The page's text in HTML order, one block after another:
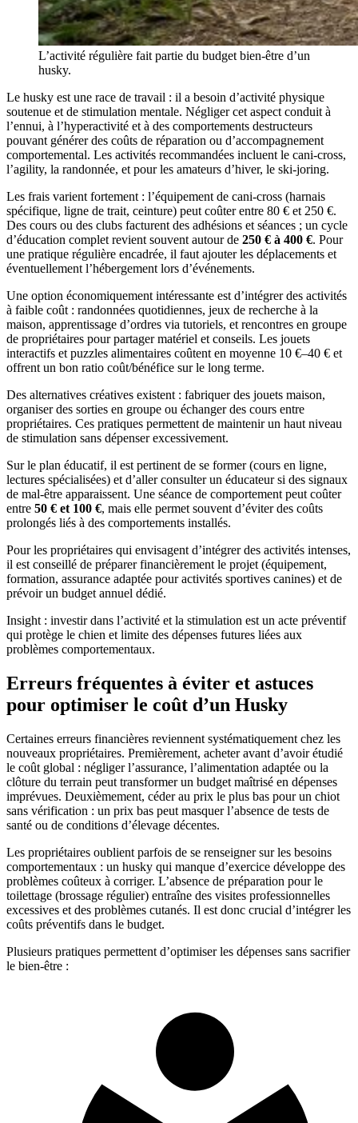
L’activité régulière fait partie du budget bien-être d’un
husky.
Le husky est une race de travail : il a besoin d’activité physique
soutenue et de stimulation mentale. Négliger cet aspect conduit à
l’ennui, à l’hyperactivité et à des comportements destructeurs
pouvant générer des coûts de réparation ou d’accompagnement
comportemental. Les activités recommandées incluent le cani-cross,
l’agility, la randonnée, et pour les amateurs d’hiver, le ski-joring.
Les frais varient fortement : l’équipement de cani-cross (harnais
spécifique, ligne de trait, ceinture) peut coûter entre 80 € et 250 €.
Des cours ou des clubs facturent des adhésions et séances ; un cycle
d’éducation complet revient souvent autour de 250 € à 400 €. Pour
une pratique régulière encadrée, il faut ajouter les déplacements et
éventuellement l’hébergement lors d’événements.
Une option économiquement intéressante est d’intégrer des activités
à faible coût : randonnées quotidiennes, jeux de recherche à la
maison, apprentissage d’ordres via tutoriels, et rencontres en groupe
de propriétaires pour partager matériel et conseils. Les jouets
interactifs et puzzles alimentaires coûtent en moyenne 10 €–40 € et
offrent un bon ratio coût/bénéfice sur le long terme.
Des alternatives créatives existent : fabriquer des jouets maison,
organiser des sorties en groupe ou échanger des cours entre
propriétaires. Ces pratiques permettent de maintenir un haut niveau
de stimulation sans dépenser excessivement.
Sur le plan éducatif, il est pertinent de se former (cours en ligne,
lectures spécialisées) et d’aller consulter un éducateur si des signaux
de mal-être apparaissent. Une séance de comportement peut coûter
entre 50 € et 100 €, mais elle permet souvent d’éviter des coûts
prolongés liés à des comportements installés.
Pour les propriétaires qui envisagent d’intégrer des activités intenses,
il est conseillé de préparer financièrement le projet (équipement,
formation, assurance adaptée pour activités sportives canines) et de
prévoir un budget annuel dédié.
Insight : investir dans l’activité et la stimulation est un acte préventif
qui protège le chien et limite des dépenses futures liées aux
problèmes comportementaux.
Erreurs fréquentes à éviter et astuces
pour optimiser le coût d’un Husky
Certaines erreurs financières reviennent systématiquement chez les
nouveaux propriétaires. Premièrement, acheter avant d’avoir étudié
le coût global : négliger l’assurance, l’alimentation adaptée ou la
clôture du terrain peut transformer un budget maîtrisé en dépenses
imprévues. Deuxièmement, céder au prix le plus bas pour un chiot
sans vérification : un prix bas peut masquer l’absence de tests de
santé ou de conditions d’élevage décentes.
Les propriétaires oublient parfois de se renseigner sur les besoins
comportementaux : un husky qui manque d’exercice développe des
problèmes coûteux à corriger. L’absence de préparation pour le
toilettage (brossage régulier) entraîne des visites professionnelles
excessives et des problèmes cutanés. Il est donc crucial d’intégrer les
coûts préventifs dans le budget.
Plusieurs pratiques permettent d’optimiser les dépenses sans sacrifier
le bien-être :